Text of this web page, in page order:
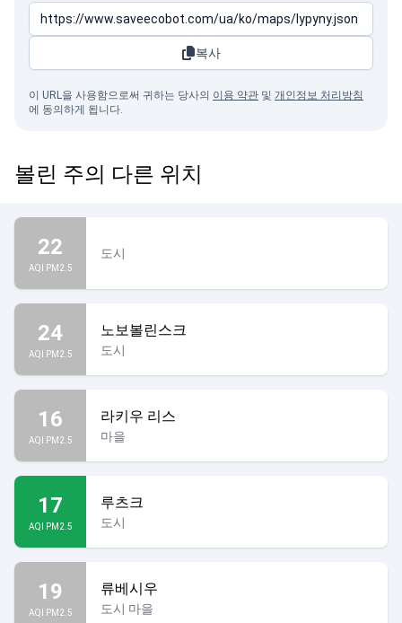
복사
이 URL을 사용함으로써 귀하는 당사의 이용 약관 및 개인정보 처리방침
에 동의하게 됩니다.
볼린 주의 다른 위치
22
AQI PM2.5
도시
24
AQI PM2.5
노보볼린스크
도시
16
AQI PM2.5
라키우 리스
마을
17
AQI PM2.5
루츠크
도시
19
AQI PM2.5
류베시우
도시 마을